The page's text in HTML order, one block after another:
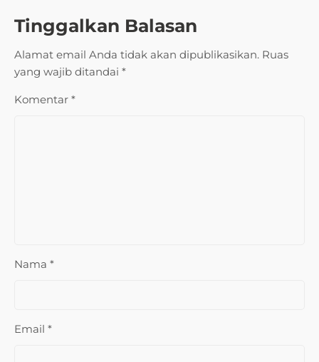
Tinggalkan Balasan
Alamat email Anda tidak akan dipublikasikan. Ruas
yang wajib ditandai *
Komentar *
Nama *
Email *